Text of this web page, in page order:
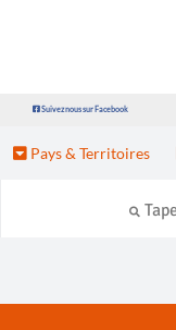
Suivez nous sur Facebook
Pays & Territoires